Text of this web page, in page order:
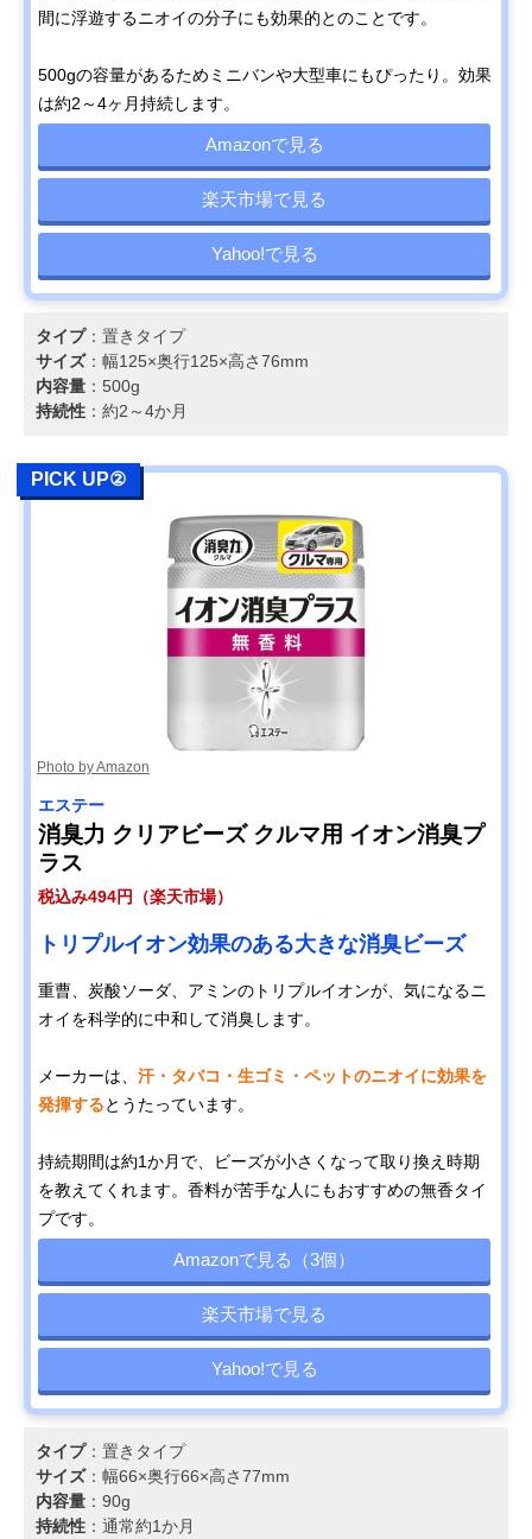
間に浮遊するニオイの分子にも効果的とのことです。
500gの容量があるためミニバンや大型車にもぴったり。効果
は約2～4ヶ月持続します。
Amazonで見る
楽天市場で見る
Yahoo!で見る
タイプ：置きタイプ
サイズ：幅125×奥行125×高さ76mm
内容量 ：500g
持続性 ：約2～4か月
PICK UP②
Photo by Amazon
エステー
消臭力 クリアビーズ クルマ用 イオン消臭プ
ラス
税込み494円（楽天市場）
トリプルイオン効果のある大きな消臭ビーズ
重曹、炭酸ソーダ、アミンのトリプルイオンが、気になるニ
オイを科学的に中和して消臭します。
メーカーは、 汗・タバコ・生ゴミ・ペットのニオイに効果を
発揮するとうたっています。
持続期間は約1か月で、ビーズが小さくなって取り換え時期
を教えてくれます。香料が苦手な人にもおすすめの無香タイ
プです。
Amazonで見る（3個）
楽天市場で見る
Yahoo!で見る
タイプ：置きタイプ
サイズ：幅66×奥行66×高さ77mm
内容量 ：90g
持続性 ：通常約1か月